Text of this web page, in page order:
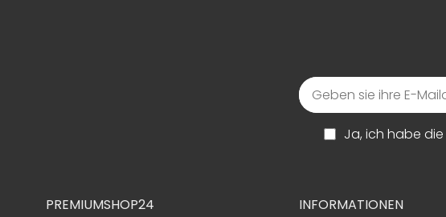
Ja, ich habe die
PREMIUMSHOP24
INFORMATIONEN